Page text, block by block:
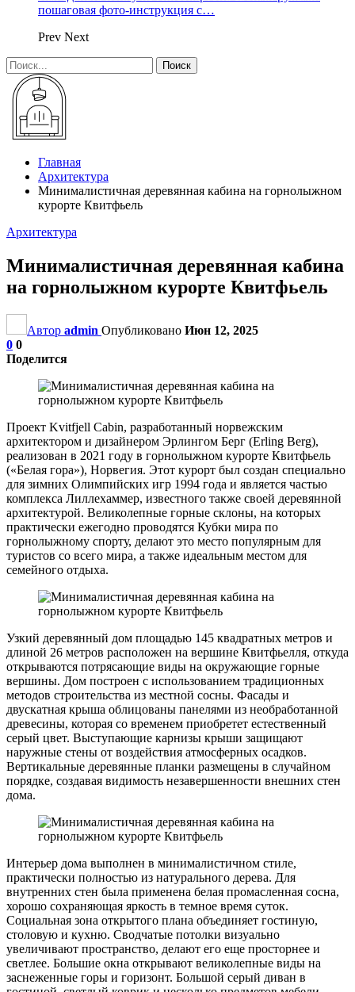
пошаговая фото-инструкция с…
Prev Next
Главная
Архитектура
Минималистичная деревянная кабина на горнолыжном
курорте Квитфьель
Архитектура
Минималистичная деревянная кабина
на горнолыжном курорте Квитфьель
Автор admin Опубликовано Июн 12, 2025
0 0
Поделится
Проект Kvitfjell Cabin, разработанный норвежским
архитектором и дизайнером Эрлингом Берг (Erling Berg),
реализован в 2021 году в горнолыжном курорте Квитфьель
(«Белая гора»), Норвегия. Этот курорт был создан специально
для зимних Олимпийских игр 1994 года и является частью
комплекса Лиллехаммер, известного также своей деревянной
архитектурой. Великолепные горные склоны, на которых
практически ежегодно проводятся Кубки мира по
горнолыжному спорту, делают это место популярным для
туристов со всего мира, а также идеальным местом для
семейного отдыха.
Узкий деревянный дом площадью 145 квадратных метров и
длиной 26 метров расположен на вершине Квитфьелля, откуда
открываются потрясающие виды на окружающие горные
вершины. Дом построен с использованием традиционных
методов строительства из местной сосны. Фасады и
двускатная крыша облицованы панелями из необработанной
древесины, которая со временем приобретет естественный
серый цвет. Выступающие карнизы крыши защищают
наружные стены от воздействия атмосферных осадков.
Вертикальные деревянные планки размещены в случайном
порядке, создавая видимость незавершенности внешних стен
дома.
Интерьер дома выполнен в минималистичном стиле,
практически полностью из натурального дерева. Для
внутренних стен была применена белая промасленная сосна,
хорошо сохраняющая яркость в темное время суток.
Социальная зона открытого плана объединяет гостиную,
столовую и кухню. Сводчатые потолки визуально
увеличивают пространство, делают его еще просторнее и
светлее. Большие окна открывают великолепные виды на
заснеженные горы и горизонт. Большой серый диван в